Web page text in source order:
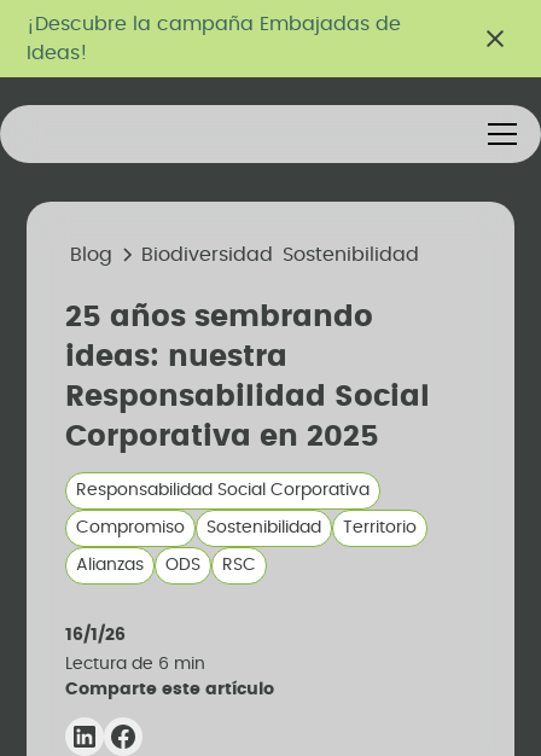
¡Descubre la campaña Embajadas de
Ideas!
Blog Biodiversidad Sostenibilidad
25 años sembrando
ideas: nuestra
Responsabilidad Social
Corporativa en 2025
Responsabilidad Social Corporativa
Compromiso Sostenibilidad Territorio
Alianzas ODS RSC
16/1/26
Lectura de 6 min
Comparte este artículo